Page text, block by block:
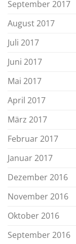
September 2017
August 2017
Juli 2017
Juni 2017
Mai 2017
April 2017
März 2017
Februar 2017
Januar 2017
Dezember 2016
November 2016
Oktober 2016
September 2016